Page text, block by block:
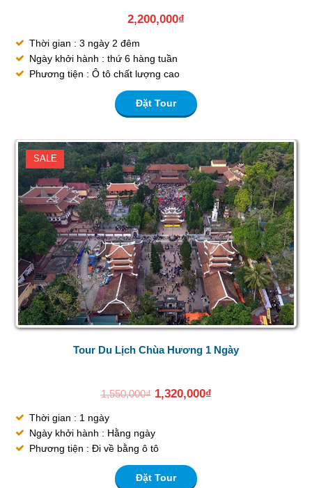
2,200,000₫
Thời gian : 3 ngày 2 đêm
Ngày khởi hành : thứ 6 hàng tuần
Phương tiện : Ô tô chất lượng cao
Đặt Tour
SALE
Tour Du Lịch Chùa Hương 1 Ngày
1,550,000₫ 1,320,000₫
Thời gian : 1 ngày
Ngày khởi hành : Hằng ngày
Phương tiện : Đi về bằng ô tô
Đặt Tour